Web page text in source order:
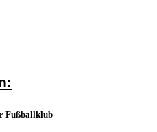
Fußballklub